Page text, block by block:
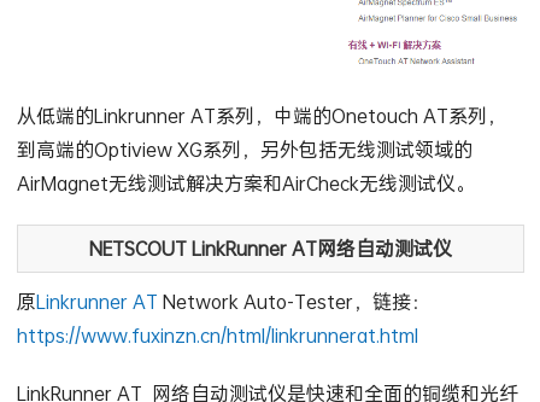
从低端的Linkrunner AT系列，中端的Onetouch AT系列，
到高端的Optiview XG系列，另外包括无线测试领域的
AirMagnet无线测试解决方案和AirCheck无线测试仪。
NETSCOUT LinkRunner AT网络自动测试仪
原Linkrunner AT Network Auto-Tester，链接：
https://www.fuxinzn.cn/html/linkrunnerat.html
LinkRunner AT 网络自动测试仪是快速和全面的铜缆和光纤